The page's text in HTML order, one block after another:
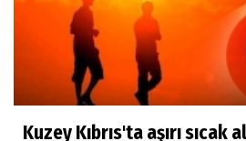
Kuzey Kıbrıs'ta aşırı sıcak